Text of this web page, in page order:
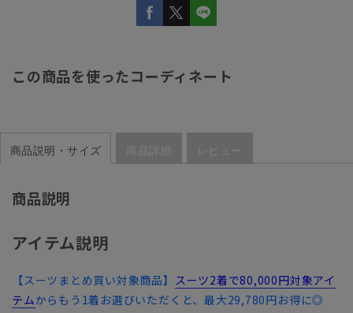
この商品を使ったコーディネート
商品説明・サイズ 商品詳細 レビュー
商品説明
アイテム説明
【スーツまとめ買い対象商品】 スーツ2着で80,000円対象アイ
テムからもう1着お選びいただくと、最大29,780円お得に◎